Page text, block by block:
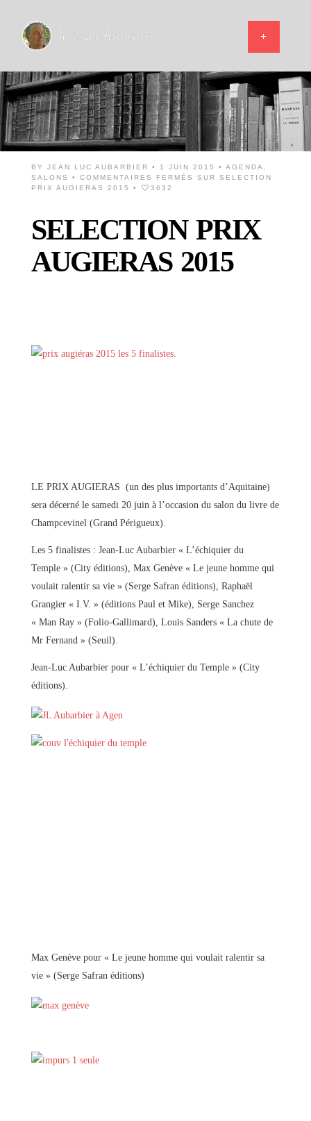
BY JEAN LUC AUBARBIER • 1 JUIN 2015 • AGENDA
SALONS
• COMMENTAIRES FERMÉS
SUR SELECTION
PRIX AUGIERAS 2015
• 3632
SELECTION PRIX
AUGIERAS 2015
LE PRIX AUGIERAS (un des plus importants d’Aquitaine)
sera décerné le samedi 20 juin à l’occasion du salon du livre de
Champcevinel (Grand Périgueux).
Les 5 finalistes : Jean-Luc Aubarbier « L’échiquier du
Temple » (City éditions), Max Genève « Le jeune homme qui
voulait ralentir sa vie » (Serge Safran éditions), Raphaël
Grangier « I.V. » (éditions Paul et Mike), Serge Sanchez
« Man Ray » (Folio-Gallimard), Louis Sanders « La chute de
Mr Fernand » (Seuil).
Jean-Luc Aubarbier pour « L’échiquier du Temple » (City
éditions).
Max Genève pour « Le jeune homme qui voulait ralentir sa
vie » (Serge Safran éditions)